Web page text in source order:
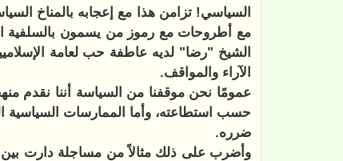
السياسي! تزامن هذا مع إعجابه بالمناخ
مع أطروحات مع رموز من يسمون بالسلفية
الشيخ "رضا" لديه عاطفة حب لعامة
الآراء والمواقف.
عمومًا نحن موقفنا من السياسة أننا نقدم
حسب استطاعته، وأما الممارسات السياسية
ضرره.
وأضرب على ذلك مثالاً من مساجلة دارت بين